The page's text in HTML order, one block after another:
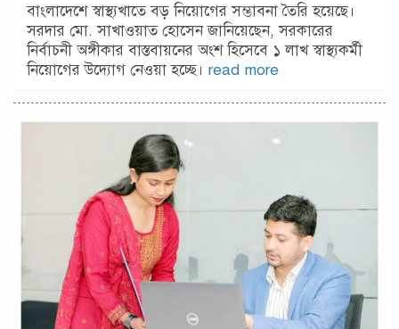
বাংলাদেশে স্বাস্থ্যখাতে বড় নিয়োগের সম্ভাবনা তৈরি হয়েছে।
সরদার মো. সাখাওয়াত হোসেন জানিয়েছেন, সরকারের
নির্বাচনী অঙ্গীকার বাস্তবায়নের অংশ হিসেবে ১ লাখ স্বাস্থ্যকর্মী
নিয়োগের উদ্যোগ নেওয়া হচ্ছে। read more